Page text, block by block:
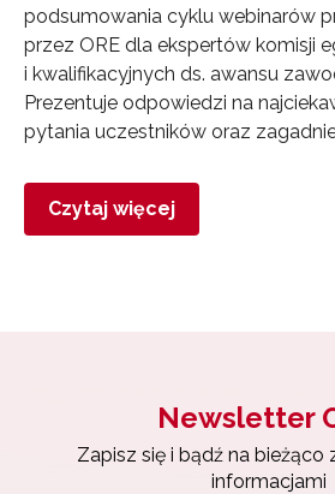
podsumowania cyklu webinarów
przez ORE dla ekspertów komisji
i kwalifikacyjnych ds. awansu
Prezentuje odpowiedzi na
pytania uczestników oraz
Czytaj więcej
Newsletter
Zapisz się i bądź na bieżąco
informacjami